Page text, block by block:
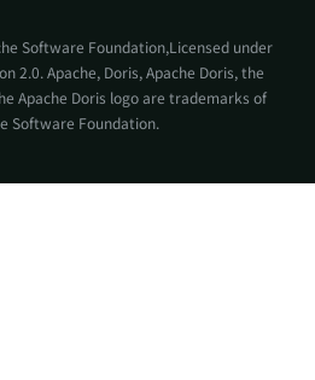
Software Foundation,Licensed under
2.0. Apache, Doris, Apache Doris, the
Apache Doris logo are trademarks of
Software Foundation.